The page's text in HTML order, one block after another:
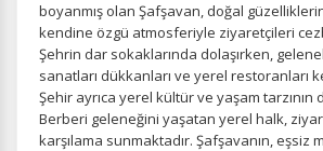
Pazarlama Çerezleri
Size ve ilgi alanlarınıza uygun reklamlar
kullanılır. Kapatırsanız reklamları
edersiniz, ancak daha az alakalı
boyanmış olan Şafşavan, doğal
kendine özgü atmosferiyle ziyaretçileri
Şehrin dar sokaklarında dolaşırken,
sanatları dükkanları ve yerel restoranları
Şehir ayrıca yerel kültür ve yaşam tarzının
Berberi geleneğini yaşatan yerel halk,
karşılama sunmaktadır. Şafşavanın, eşsiz